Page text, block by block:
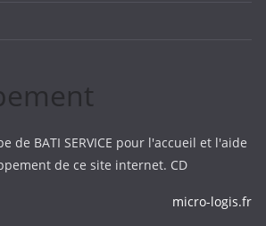
de BATI SERVICE pour l'accueil et l'aide
de ce site internet. CD
micro-logis.fr